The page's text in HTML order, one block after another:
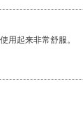
用起来非常舒服。